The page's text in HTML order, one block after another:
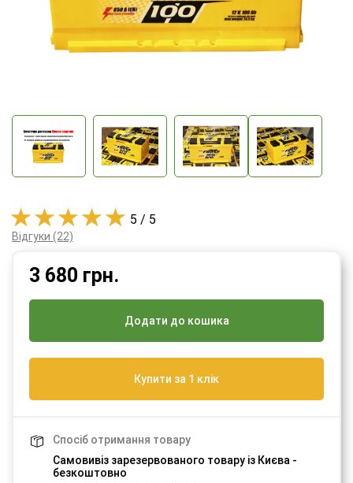
3 680 грн.
Додати до кошика
Купити за 1 клік
Спосіб отримання товару
Самовивіз зарезервованого товару із Києва -
безкоштовно
5 / 5
Відгуки (22)